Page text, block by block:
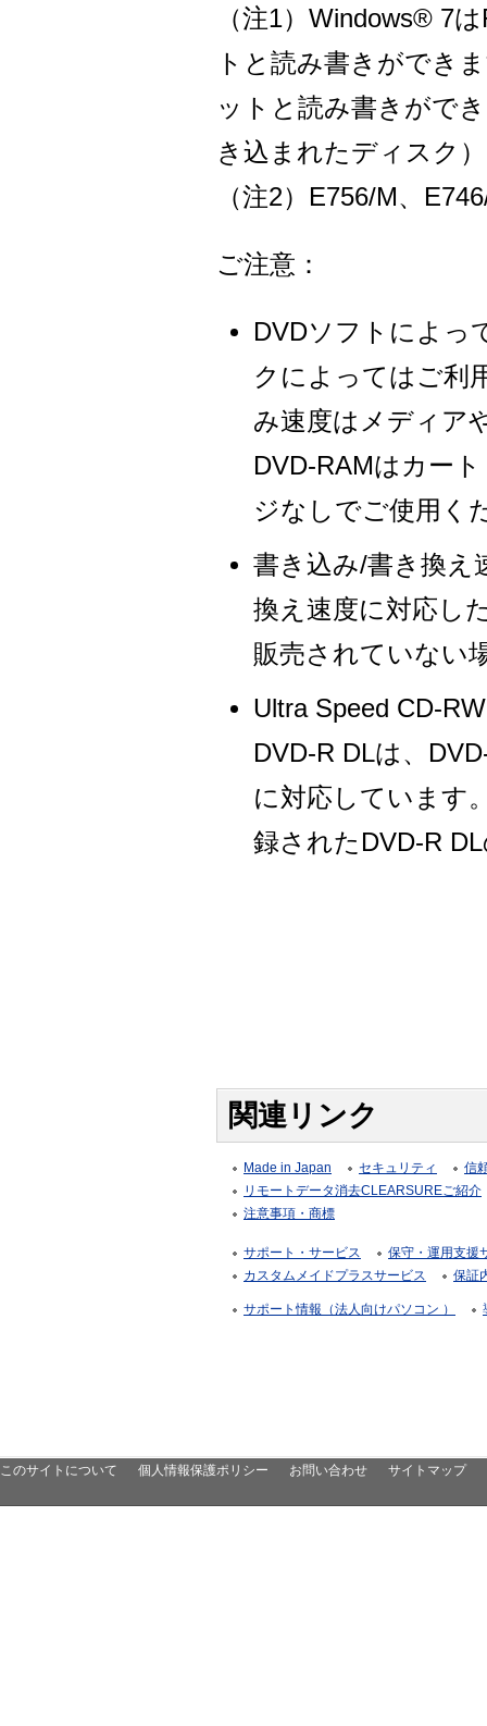
（注1）Windows® 7
トと読み書きができ
ットと読み書きがで
き込まれたディスク
（注2）E756/M、
ご注意：
DVDソフトによっ
クによってはご利
み速度はメディア
DVD-RAMはカー
ジなしでご使用く
書き込み/書き換え
換え速度に対応し
販売されていない
Ultra Speed CD-
DVD-R DLは、
に対応しています
録されたDVD-R
関連リンク
Made in Japan セキュリティ
信
リモートデータ消去CLEARSUREご紹介
注意事項・商標
サポート・サービス
保守・運用支援
カスタムメイドプラスサービス
保証
サポート情報（法人向けパソコン ）
このサイトについて 個人情報保護ポリシー お問い合わせ サイトマップ